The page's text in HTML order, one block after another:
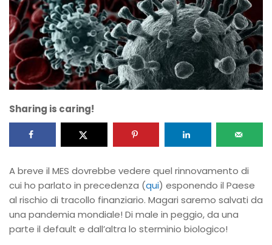
Sharing is caring!
A breve il MES dovrebbe vedere quel rinnovamento di
cui ho parlato in precedenza (qui) esponendo il Paese
al rischio di tracollo finanziario. Magari saremo salvati da
una pandemia mondiale! Di male in peggio, da una
parte il default e dall’altra lo sterminio biologico!